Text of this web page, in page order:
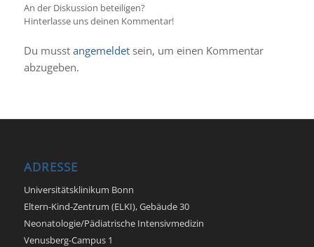
An der Diskussion beteiligen?
Hinterlasse uns deinen Kommentar!
Du musst angemeldetsein, um einen Kommentar
abzugeben.
ADRESSE
Universitätsklinikum Bonn
Eltern-Kind-Zentrum (ELKI), Gebäude 30
Neonatologie/Pädiatrische Intensivmedizin
Venusberg-Campus 1